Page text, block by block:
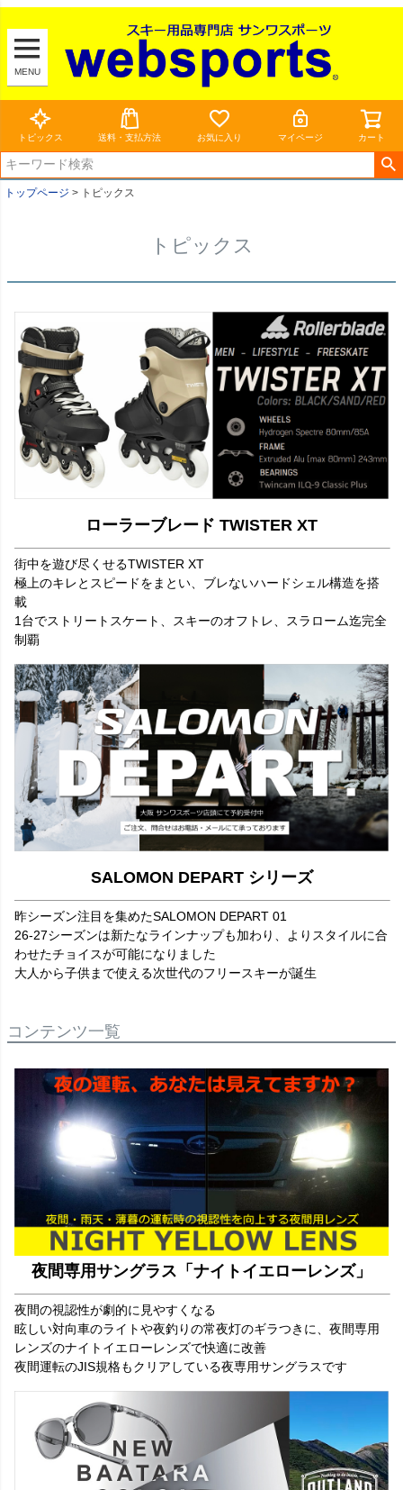
MENU
トピックス 送料・支払方法 お気に入り マイページ カート
トップページ トピックス
トピックス
ローラーブレード TWISTER XT
街中を遊び尽くせるTWISTER XT
極上のキレとスピードをまとい、ブレないハードシェル構造を搭
載
1台でストリートスケート、スキーのオフトレ、スラローム迄完全
制覇
SALOMON DEPART シリーズ
昨シーズン注目を集めたSALOMON DEPART 01
26‐27シーズンは新たなラインナップも加わり、よりスタイルに合
わせたチョイスが可能になりました
大人から子供まで使える次世代のフリースキーが誕生
コンテンツ一覧
夜間専用サングラス「ナイトイエローレンズ」
夜間の視認性が劇的に見やすくなる
眩しい対向車のライトや夜釣りの常夜灯のギラつきに、夜間専用
レンズのナイトイエローレンズで快適に改善
夜間運転のJIS規格もクリアしている夜専用サングラスです